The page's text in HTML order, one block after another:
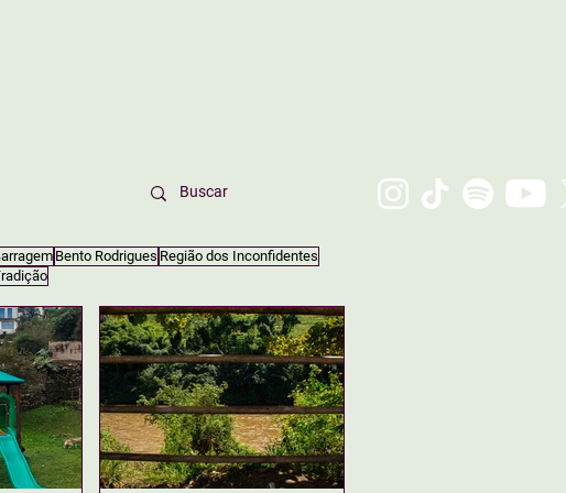
Bento Rodrigues Região dos Inconfidentes